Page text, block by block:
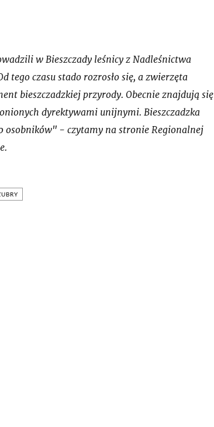
w Bieszczady leśnicy z Nadleśnictwa
tego czasu stado rozrosło się, a zwierzęta
bieszczadzkiej przyrody. Obecnie znajdują się
dyrektywami unijnymi. Bieszczadzka
osobników" - czytamy na stronie Regionalnej